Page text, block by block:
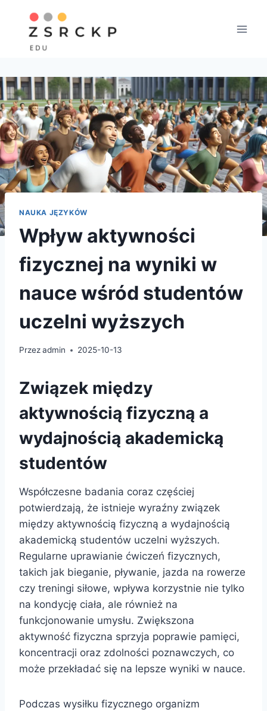
NAUKA JĘZYKÓW
Wpływ aktywności
fizycznej na wyniki w
nauce wśród studentów
uczelni wyższych
Przezadmin 2025-10-13
Związek między
aktywnością fizyczną a
wydajnością akademicką
studentów
Współczesne badania coraz częściej
potwierdzają, że istnieje wyraźny związek
między aktywnością fizyczną a wydajnością
akademicką studentów uczelni wyższych.
Regularne uprawianie ćwiczeń fizycznych,
takich jak bieganie, pływanie, jazda na rowerze
czy treningi siłowe, wpływa korzystnie nie tylko
na kondycję ciała, ale również na
funkcjonowanie umysłu. Zwiększona
aktywność fizyczna sprzyja poprawie pamięci,
koncentracji oraz zdolności poznawczych, co
może przekładać się na lepsze wyniki w nauce.
Podczas wysiłku fizycznego organizm